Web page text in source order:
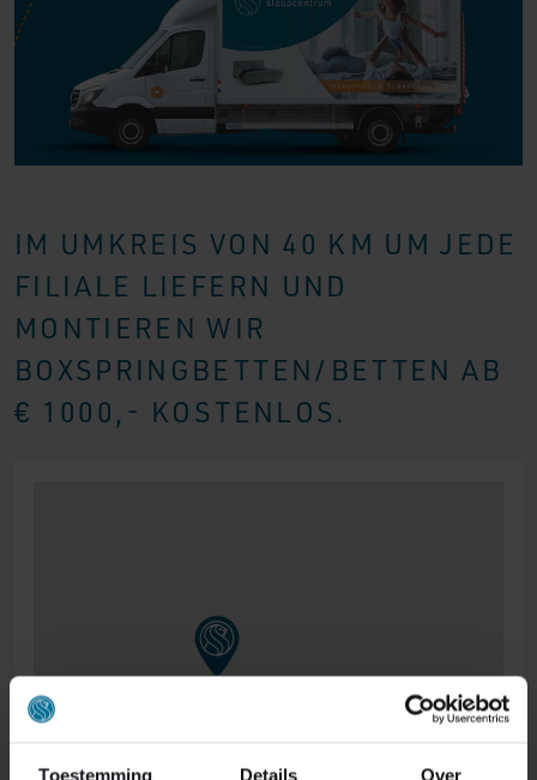
Toestemming Details Over
IM UMKREIS VON 40 KM UM JEDE
FILIALE LIEFERN UND
MONTIEREN WIR
BOXSPRINGBETTEN/BETTEN AB
€ 1000,- KOSTENLOS.